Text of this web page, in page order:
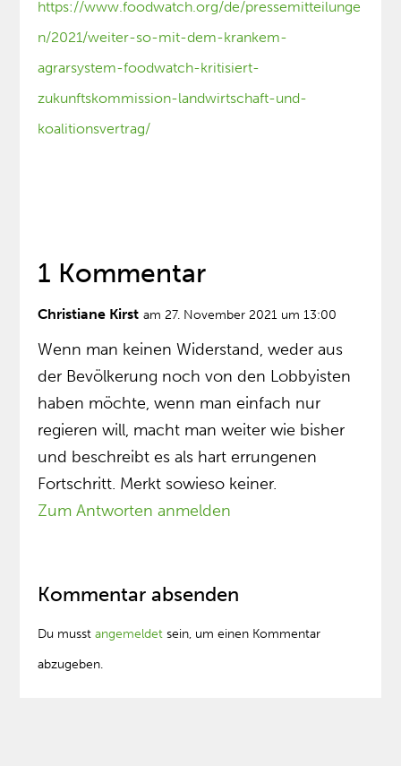
https://www.foodwatch.org/de/pressemitteilunge
n/2021/weiter-so-mit-dem-krankem-
agrarsystem-foodwatch-kritisiert-
zukunftskommission-landwirtschaft-und-
koalitionsvertrag/
1 Kommentar
Christiane Kirst am 27. November 2021 um 13:00
Wenn man keinen Widerstand, weder aus
der Bevölkerung noch von den Lobbyisten
haben möchte, wenn man einfach nur
regieren will, macht man weiter wie bisher
und beschreibt es als hart errungenen
Fortschritt. Merkt sowieso keiner.
Zum Antworten anmelden
Kommentar absenden
Du musstangemeldet sein, um einen Kommentar
abzugeben.